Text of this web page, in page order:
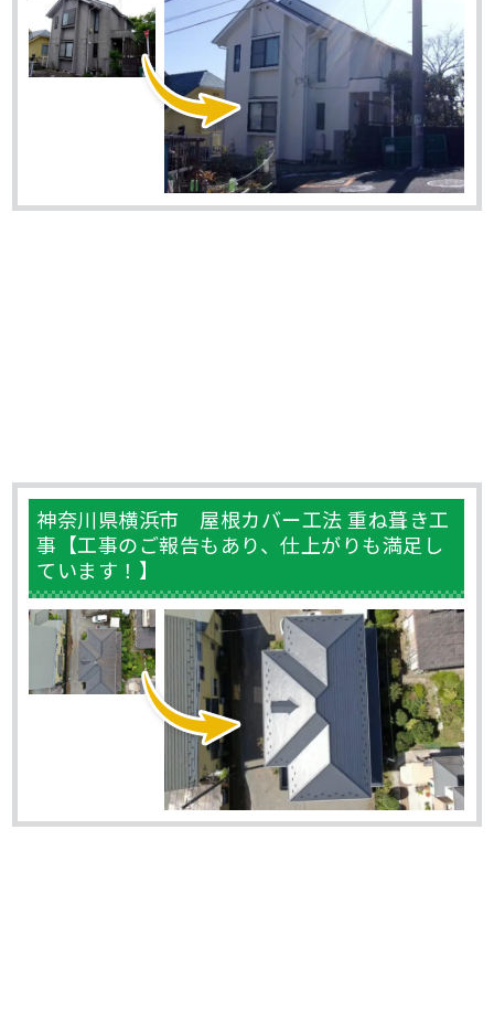
神奈川県横浜市 屋根カバー工法 重ね葺き工
事【工事のご報告もあり、仕上がりも満足し
ています！】